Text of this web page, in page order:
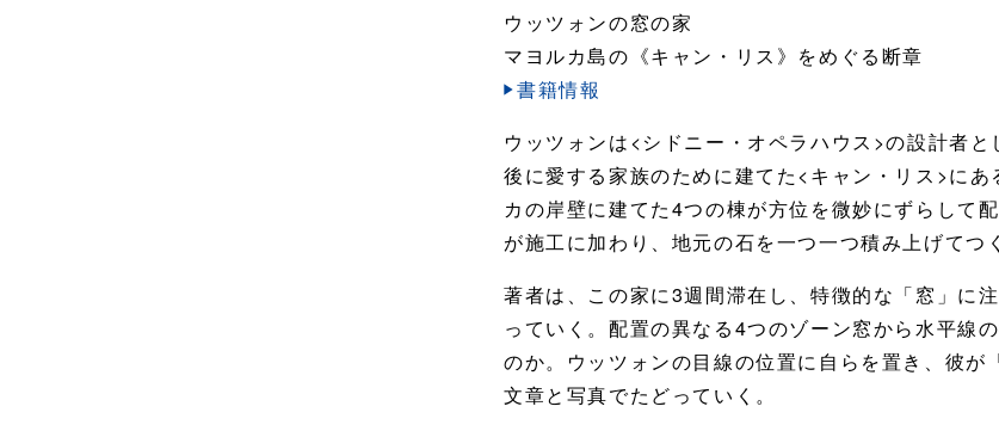
ウッツォンの窓の家
マヨルカ島の《キャン・リス》をめぐる断章
書籍情報
ウッツォンは<シドニー・オペラハウス>の設計者
後に愛する家族のために建てた<キャン・リス>に
カの岸壁に建てた4つの棟が方位を微妙にずらして
が施工に加わり、地元の石を一つ一つ積み上げてつ
著者は、この家に3週間滞在し、特徴的な「窓」に
っていく。配置の異なる4つのゾーン窓から水平線
のか。ウッツォンの目線の位置に自らを置き、彼が
文章と写真でたどっていく。